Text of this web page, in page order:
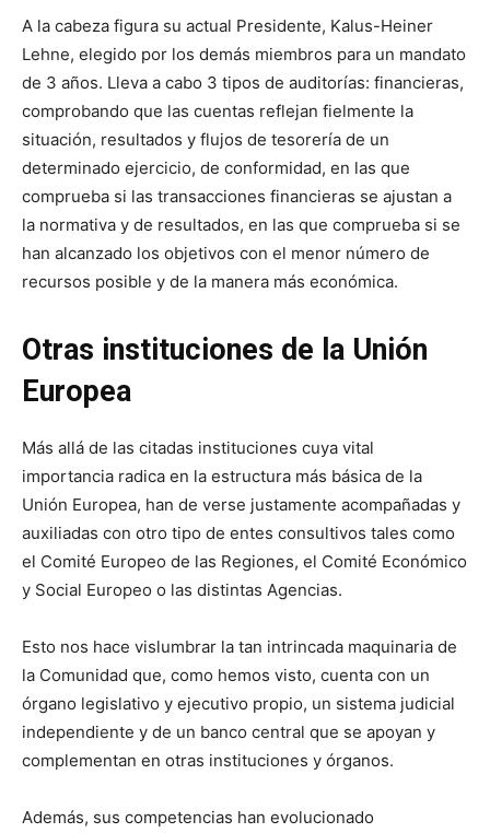
A la cabeza figura su actual Presidente, Kalus-Heiner
Lehne, elegido por los demás miembros para un mandato
de 3 años. Lleva a cabo 3 tipos de auditorías: financieras,
comprobando que las cuentas reflejan fielmente la
situación, resultados y flujos de tesorería de un
determinado ejercicio, de conformidad, en las que
comprueba si las transacciones financieras se ajustan a
la normativa y de resultados, en las que comprueba si se
han alcanzado los objetivos con el menor número de
recursos posible y de la manera más económica.
Otras instituciones de la Unión
Europea
Más allá de las citadas instituciones cuya vital
importancia radica en la estructura más básica de la
Unión Europea, han de verse justamente acompañadas y
auxiliadas con otro tipo de entes consultivos tales como
el Comité Europeo de las Regiones, el Comité Económico
y Social Europeo o las distintas Agencias.
Esto nos hace vislumbrar la tan intrincada maquinaria de
la Comunidad que, como hemos visto, cuenta con un
órgano legislativo y ejecutivo propio, un sistema judicial
independiente y de un banco central que se apoyan y
complementan en otras instituciones y órganos.
Además, sus competencias han evolucionado